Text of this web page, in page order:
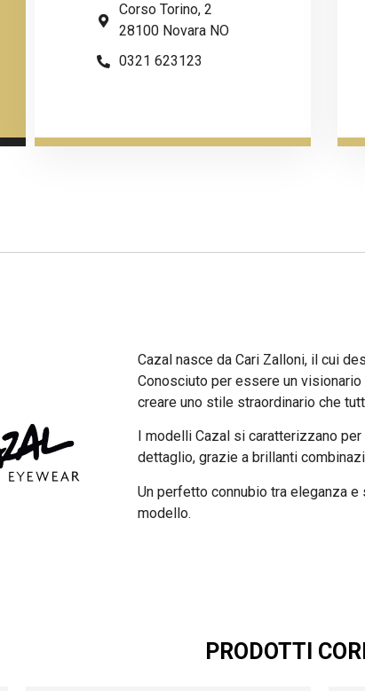
Corso Torino, 2
28100 Novara NO
0321 623123
Cazal nasce da Cari Zalloni, il cui
Conosciuto per essere un
creare uno stile straordinario che
I modelli Cazal si caratterizzano
dettaglio, grazie a brillanti
Un perfetto connubio tra eleganza
modello.
PRODOTTI